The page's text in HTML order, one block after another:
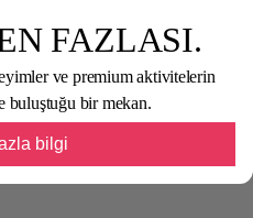
FAZLASI.
ve premium aktivitelerin
buluştuğu bir mekan.
bilgi
uzmanlık